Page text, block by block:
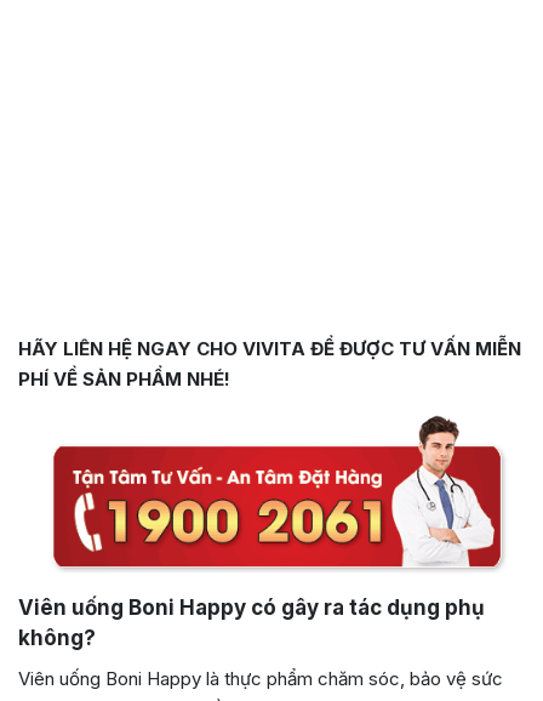
HÃY LIÊN HỆ NGAY CHO VIVITA ĐỂ ĐƯỢC TƯ VẤN MIỄN
PHÍ VỀ SẢN PHẨM NHÉ!
Viên uống Boni Happy có gây ra tác dụng phụ
không?
Viên uống Boni Happy là thực phẩm chăm sóc, bảo vệ sức